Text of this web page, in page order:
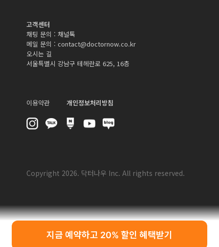
지금 예약하고 20% 할인 혜택받기
고객센터
채팅 문의 : 채널톡
메일 문의 : contact@doctornow.co.kr
오시는 길
서울특별시 강남구 테헤란로 625, 16층
이용약관 개인정보처리방침
Copyright 2026. 닥터나우 Inc. All rights reserved.